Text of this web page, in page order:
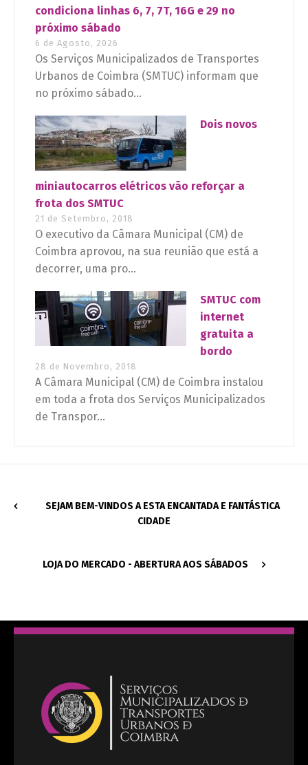
condiciona linhas 6, 7, 7T, 16G e 29 no
próximo sábado
6 de Agosto, 2026
Os Serviços Municipalizados de Transportes
Urbanos de Coimbra (SMTUC) informam que
no próximo sábado...
Dois novos
miniautocarros elétricos vão reforçar a
frota dos SMTUC
21 de Setembro, 2018
O executivo da Câmara Municipal (CM) de
Coimbra aprovou, na sua reunião que está a
decorrer, uma pro...
SMTUC com
internet
gratuita a
bordo
28 de Novembro, 2018
A Câmara Municipal (CM) de Coimbra instalou
em toda a frota dos Serviços Municipalizados
de Transpor...
SEJAM BEM-VINDOS A ESTA ENCANTADA E FANTÁSTICA
CIDADE
LOJA DO MERCADO - ABERTURA AOS SÁBADOS